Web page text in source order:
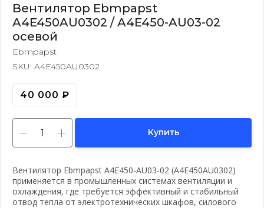
Вентилятор Ebmpapst
A4E450AU0302 / A4E450-AU03-02
осевой
Ebmpapst
SKU: A4E450AU0302
40 000 ₽
Купить
Вентилятор Ebmpapst A4E450-AU03-02 (A4E450AU0302)
применяется в промышленных системах вентиляции и
охлаждения, где требуется эффективный и стабильный
отвод тепла от электротехнических шкафов, силового